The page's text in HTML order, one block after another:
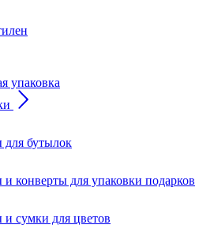
упаковка
для бутылок
конверты для упаковки подарков
и сумки для цветов